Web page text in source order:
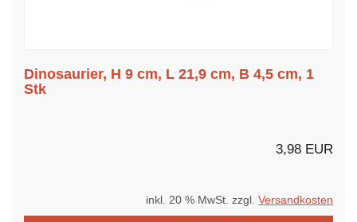
Dinosaurier, H 9 cm, L 21,9 cm, B 4,5 cm, 1
Stk
3,98 EUR
inkl. 20 % MwSt. zzgl. Versandkosten